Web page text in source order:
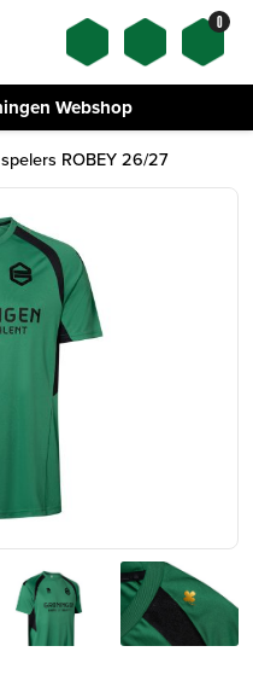
0
Webshop
ROBEY 26/27